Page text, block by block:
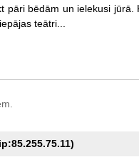
pāri bēdām un ielekusi
teātri...